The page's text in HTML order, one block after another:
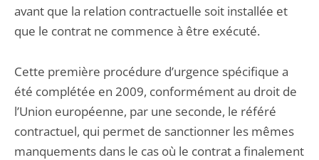
avant que la relation contractuelle soit installée et
que le contrat ne commence à être exécuté.
Cette première procédure d’urgence spécifique a
été complétée en 2009, conformément au droit de
l’Union européenne, par une seconde, le référé
contractuel, qui permet de sanctionner les mêmes
manquements dans le cas où le contrat a finalement